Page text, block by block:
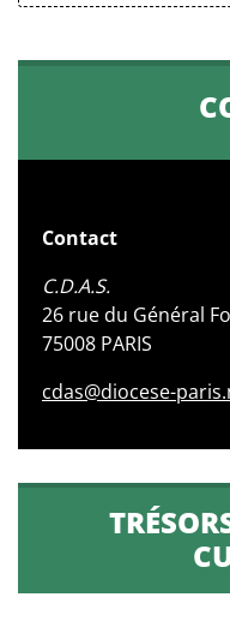
Contact
C.D.A.S.
26 rue du Général
75008 PARIS
cdas@diocese-